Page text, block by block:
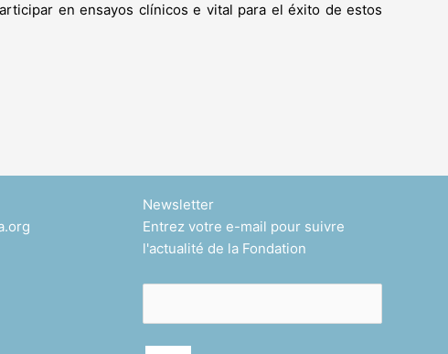
en ensayos clínicos e vital para el éxito de estos
Newsletter
Entrez votre e-mail pour suivre
l'actualité de la Fondation